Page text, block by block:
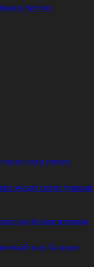
буғумҳо
эҷодӣ таҳти унвони
оид ба кори